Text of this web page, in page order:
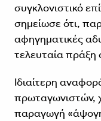
συγκλονιστικό
σημείωσε ότι,
αφηγηματικές
τελευταία πράξη
Ιδιαίτερη
πρωταγωνιστών,
παραγωγή